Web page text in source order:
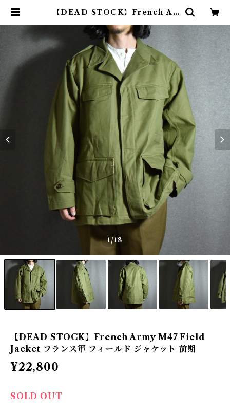
【DEAD STOCK】French Ar
軍 フィールド ジャケット 前期 | m
ark & collars (マークアンドカラ
ーズ)
1/18
【DEAD STOCK】French Army M47 Field
Jacket フランス軍 フィールド ジャケット 前期
¥22,800
SOLD OUT